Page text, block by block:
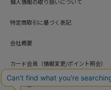
特定商取引に基づく表記
会社概要
カード会員（情報変更/ポイント照会）